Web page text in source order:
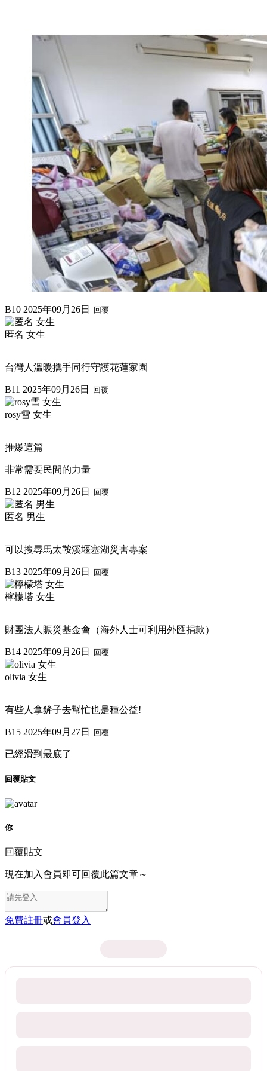
B10 2025年09月26日 回覆
匿名 女生
台灣人溫暖攜手同行守護花蓮家園
B11 2025年09月26日 回覆
rosy雪 女生
推爆這篇
非常需要民間的力量
B12 2025年09月26日 回覆
匿名 男生
可以搜尋馬太鞍溪堰塞湖災害專案
B13 2025年09月26日 回覆
檸檬塔 女生
財團法人賑災基金會（海外人士可利用外匯捐款）
B14 2025年09月26日 回覆
olivia 女生
有些人拿鏟子去幫忙也是種公益!
B15 2025年09月27日 回覆
已經滑到最底了
回覆貼文
你
回覆貼文
現在加入會員即可回覆此篇文章～
免費註冊或會員登入